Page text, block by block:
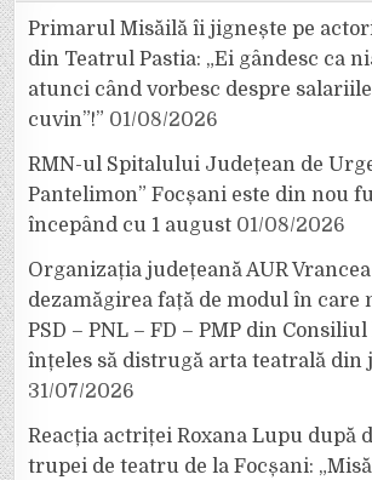
Primarul Misăilă îi jignește pe
din Teatrul Pastia: „Ei gândesc ca
atunci când vorbesc despre salariile
cuvin”!” 01/08/2026
RMN-ul Spitalului Județean de
Pantelimon” Focșani este din nou
începând cu 1 august 01/08/2026
Organizația județeană AUR
dezamăgirea față de modul în care
PSD – PNL – FD – PMP din
înțeles să distrugă arta teatrală din
31/07/2026
Reacția actriței Roxana Lupu după
trupei de teatru de la Focșani: